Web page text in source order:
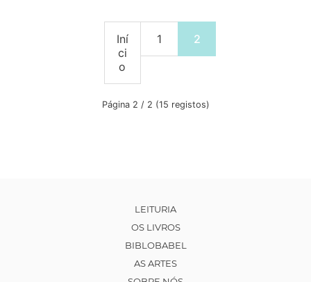
Iní
ci
o
1 2
Página 2 / 2 (15 registos)
LEITURIA
OS LIVROS
BIBLOBABEL
AS ARTES